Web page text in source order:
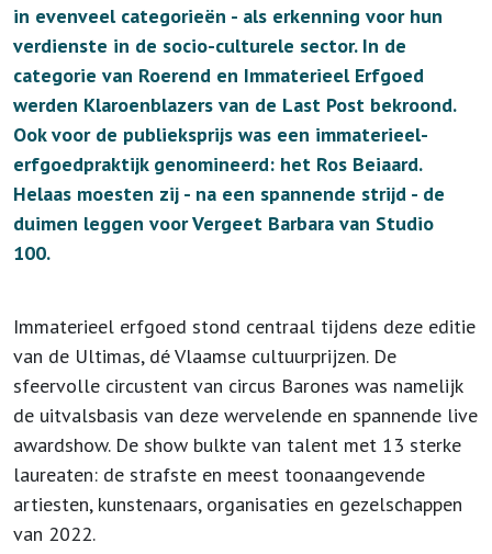
in evenveel categorieën - als erkenning voor hun
verdienste in de socio-culturele sector. In de
categorie van Roerend en Immaterieel Erfgoed
werden Klaroenblazers van de Last Post bekroond.
Ook voor de publieksprijs was een immaterieel-
erfgoedpraktijk genomineerd: het Ros Beiaard.
Helaas moesten zij - na een spannende strijd - de
duimen leggen voor Vergeet Barbara van Studio
100.
Immaterieel erfgoed stond centraal tijdens deze editie
van de Ultimas, dé Vlaamse cultuurprijzen. De
sfeervolle circustent van circus Barones was namelijk
de uitvalsbasis van deze wervelende en spannende live
awardshow. De show bulkte van talent met 13 sterke
laureaten: de strafste en meest toonaangevende
artiesten, kunstenaars, organisaties en gezelschappen
van 2022.